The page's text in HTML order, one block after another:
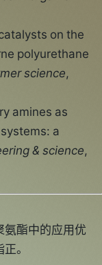
on the
polyurethane
science,
amines as
a
& science,
氨酯中的应用优
。